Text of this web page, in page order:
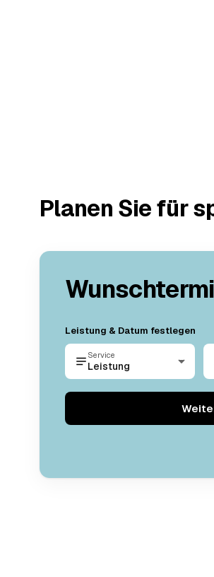
Planen Sie für
Leistung & Datum festlegen
Service
Leistung